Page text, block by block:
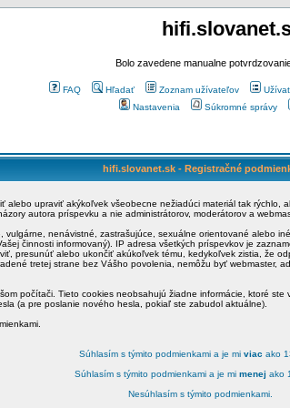
Bolo zavedene manualne
FAQ Hľadať Zoznam užívateľov
Nastavenia
Súkromné správy
hifi.slovanet.sk - Registračné
alebo upraviť akýkoľvek všeobecne nežiadúci materiál tak
autora príspevku a nie administrátorov, moderátorov a
nenávistné, zastrašujúce, sexuálne orientované alebo
činnosti informovaný). IP adresa všetkých príspevkov je
presunúť alebo ukončiť akúkoľvek tému, kedykoľvek zistia, že
tretej strane bez Vášho povolenia, nemôžu byť webmaster,
počítači. Tieto cookies neobsahujú žiadne informácie, ktoré
(a pre poslanie nového hesla, pokiaľ ste zabudol aktuálne).
Súhlasím s týmito podmienkami a je mi viac ako
Súhlasím s týmito podmienkami a je mi menej ako
Nesúhlasím s týmito podmienkami.